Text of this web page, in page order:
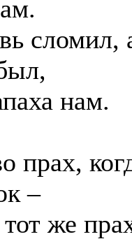
сломил,
нам.
прах,
–
же